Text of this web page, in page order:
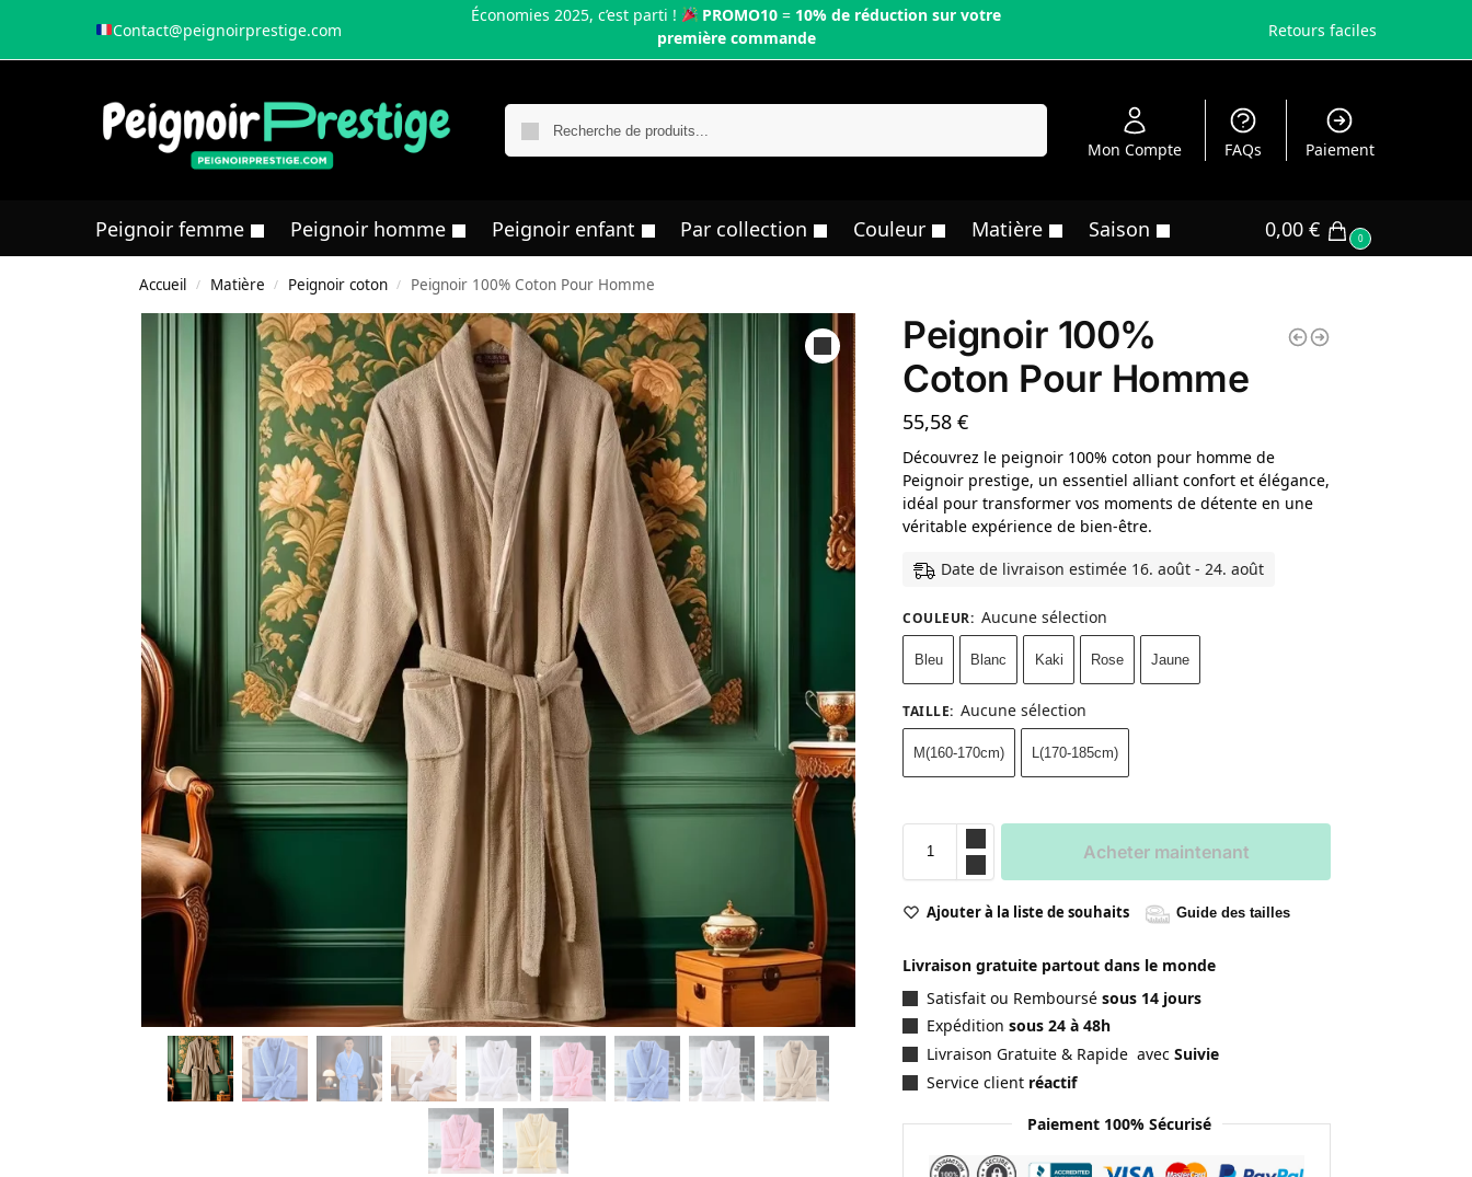
Contact@peignoirprestige.com
Économies 2025, c’est parti ! PROMO10 = 10% de réduction sur votre
première commande
Retours faciles
Mon Compte FAQs Paiement
Peignoir femme Peignoir homme Peignoir enfant Par collection Couleur Matière Saison 0,00 € 0
Accueil / Matière / Peignoir coton / Peignoir 100% Coton Pour Homme
Peignoir 100%
Coton Pour Homme
55,58€
Découvrez le peignoir 100% coton pour homme de
Peignoir prestige, un essentiel alliant confort et élégance,
idéal pour transformer vos moments de détente en une
véritable expérience de bien-être.
Date de livraison estimée 16. août - 24. août
COULEUR: Aucune sélection
Bleu Blanc Kaki Rose Jaune
TAILLE: Aucune sélection
M(160-170cm) L(170-185cm)
Acheter maintenant
Ajouter à la liste de souhaits Guide des tailles
Livraison gratuite partout dans le monde
Satisfait ou Remboursésous 14 jours
Expédition sous 24 à 48h
Livraison Gratuite & Rapide avecSuivie
Service client réactif
Paiement 100% Sécurisé